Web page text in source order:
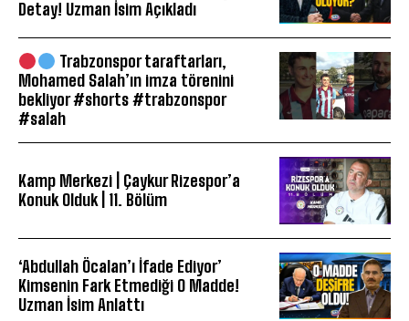
Detay! Uzman İsim Açıkladı
Trabzonspor taraftarları,
Mohamed Salah’ın imza törenini
bekliyor #shorts #trabzonspor
#salah
Kamp Merkezi | Çaykur Rizespor’a
Konuk Olduk | 11. Bölüm
‘Abdullah Öcalan’ı İfade Ediyor’
Kimsenin Fark Etmediği O Madde!
Uzman İsim Anlattı